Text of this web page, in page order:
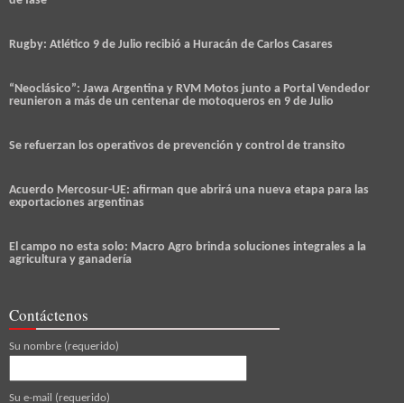
Rugby: Atlético 9 de Julio recibió a Huracán de Carlos Casares
“Neoclásico”: Jawa Argentina y RVM Motos junto a Portal Vendedor
reunieron a más de un centenar de motoqueros en 9 de Julio
Se refuerzan los operativos de prevención y control de transito
Acuerdo Mercosur-UE: afirman que abrirá una nueva etapa para las
exportaciones argentinas
El campo no esta solo: Macro Agro brinda soluciones integrales a la
agricultura y ganadería
Contáctenos
Su nombre (requerido)
Su e-mail (requerido)